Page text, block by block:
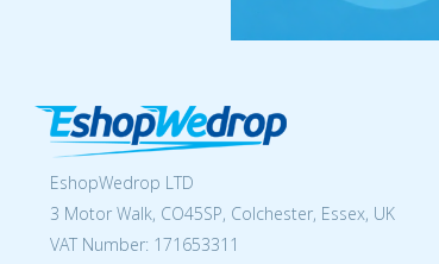
EshopWedrop LTD
3 Motor Walk, CO45SP, Colchester, Essex, UK
VAT Number: 171653311